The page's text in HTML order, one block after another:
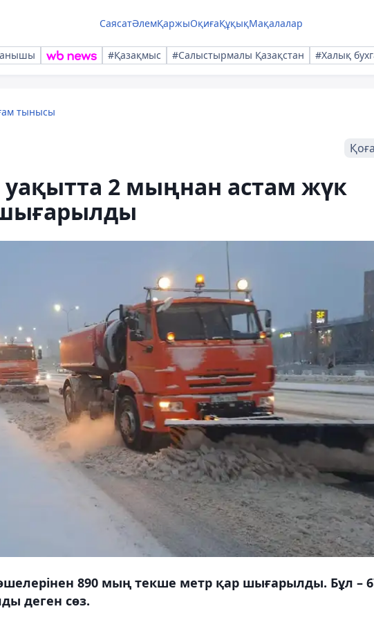
СаясатӘлемҚаржыОқиғаҚұқықМақалалар
#Қазақмыс #Салыстырмалы Қазақстан #Халық
тынысы
уақытта 2 мыңнан астам жүк
шығарылды
890 мың текше метр қар шығарылды. Бұл –
деген сөз.